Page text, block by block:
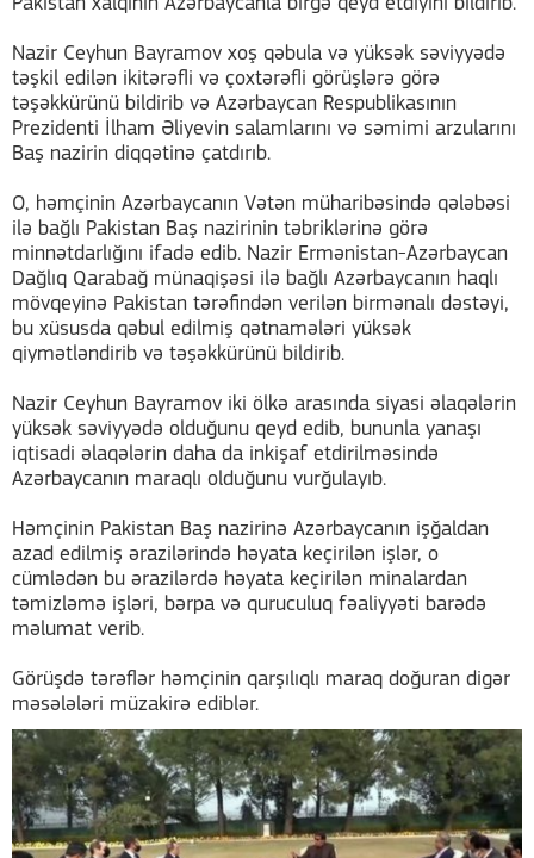
Nazir Ceyhun Bayramov xoş qəbula və yüksək səviyyədə
təşkil edilən ikitərəfli və çoxtərəfli görüşlərə görə
təşəkkürünü bildirib və Azərbaycan Respublikasının
Prezidenti İlham Əliyevin salamlarını və səmimi arzularını
Baş nazirin diqqətinə çatdırıb.
O, həmçinin Azərbaycanın Vətən müharibəsində qələbəsi
ilə bağlı Pakistan Baş nazirinin təbriklərinə görə
minnətdarlığını ifadə edib. Nazir Ermənistan-Azərbaycan
Dağlıq Qarabağ münaqişəsi ilə bağlı Azərbaycanın haqlı
mövqeyinə Pakistan tərəfindən verilən birmənalı dəstəyi,
bu xüsusda qəbul edilmiş qətnamələri yüksək
qiymətləndirib və təşəkkürünü bildirib.
Nazir Ceyhun Bayramov iki ölkə arasında siyasi əlaqələrin
yüksək səviyyədə olduğunu qeyd edib, bununla yanaşı
iqtisadi əlaqələrin daha da inkişaf etdirilməsində
Azərbaycanın maraqlı olduğunu vurğulayıb.
Həmçinin Pakistan Baş nazirinə Azərbaycanın işğaldan
azad edilmiş ərazilərində həyata keçirilən işlər, o
cümlədən bu ərazilərdə həyata keçirilən minalardan
təmizləmə işləri, bərpa və quruculuq fəaliyyəti barədə
məlumat verib.
Görüşdə tərəflər həmçinin qarşılıqlı maraq doğuran digər
məsələləri müzakirə ediblər.